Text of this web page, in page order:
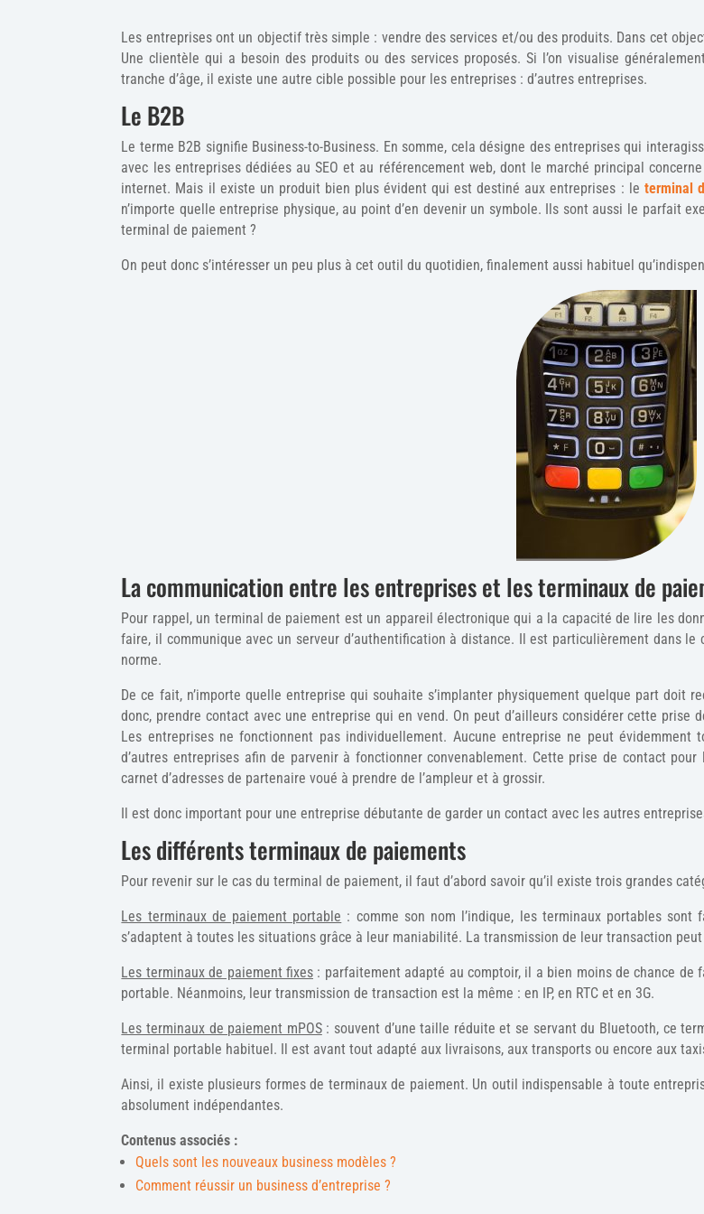
Les entreprises ont un objectif très simple : vendre des services et/ou des produits. Dans cet
Une clientèle qui a besoin des produits ou des services proposés. Si l’on visualise
tranche d’âge, il existe une autre cible possible pour les entreprises : d’autres entreprises.
Le B2B
Le terme B2B signifie Business-to-Business. En somme, cela désigne des entreprises qui
avec les entreprises dédiées au SEO et au référencement web, dont le marché principal
internet. Mais il existe un produit bien plus évident qui est destiné aux entreprises : le terminal
n’importe quelle entreprise physique, au point d’en devenir un symbole. Ils sont aussi le parfait
terminal de paiement ?
On peut donc s’intéresser un peu plus à cet outil du quotidien, finalement aussi habituel
La communication entre les entreprises et les terminaux de
Pour rappel, un terminal de paiement est un appareil électronique qui a la capacité de lire les
faire, il communique avec un serveur d’authentification à distance. Il est particulièrement dans
norme.
De ce fait, n’importe quelle entreprise qui souhaite s’implanter physiquement quelque part doit
donc, prendre contact avec une entreprise qui en vend. On peut d’ailleurs considérer cette
Les entreprises ne fonctionnent pas individuellement. Aucune entreprise ne peut
d’autres entreprises afin de parvenir à fonctionner convenablement. Cette prise de contact
carnet d’adresses de partenaire voué à prendre de l’ampleur et à grossir.
Il est donc important pour une entreprise débutante de garder un contact avec les autres
Les différents terminaux de paiements
Pour revenir sur le cas du terminal de paiement, il faut d’abord savoir qu’il existe trois grandes
Les terminaux de paiement portable : comme son nom l’indique, les terminaux portables
s’adaptent à toutes les situations grâce à leur maniabilité. La transmission de leur transaction peut
Les terminaux de paiement fixes: parfaitement adapté au comptoir, il a bien moins de chance de
portable. Néanmoins, leur transmission de transaction est la même : en IP, en RTC et en 3G.
Les terminaux de paiement mPOS: souvent d’une taille réduite et se servant du Bluetooth, ce
terminal portable habituel. Il est avant tout adapté aux livraisons, aux transports ou encore aux
Ainsi, il existe plusieurs formes de terminaux de paiement. Un outil indispensable à toute
absolument indépendantes.
Contenus associés :
Quels sont les nouveaux business modèles ?
Comment réussir un business d’entreprise ?